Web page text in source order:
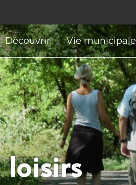
Découvrir Vie municipale